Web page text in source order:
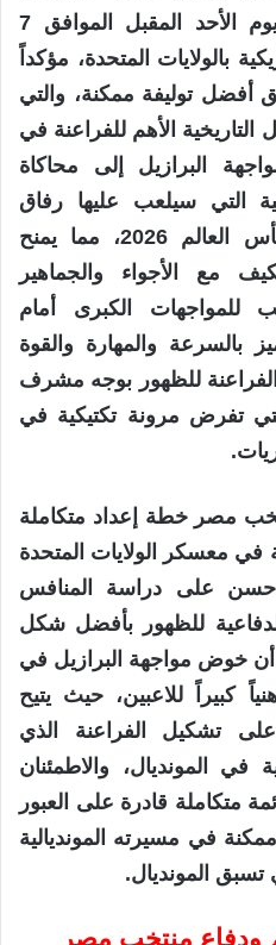
منتخب السامبا البرازيلي يوم الأحد المقبل الموافق 7
بالولايات المتحدة، مؤكداً
توليفة ممكنة، والتي
التاريخية الأهم للفراعنة في
البرازيل إلى محاكاة
التي سيلعب عليها رفاق
محمد صلاح في بطولة كأس العالم 2026، مما يمنح
مع الأجواء والجماهير
للمواجهات الكبرى أمام
بالسرعة والمهارة والقوة
الفراعنة للظهور بوجه مشرف
2026، والتي تفرض مرونة تكتيكية في
مصر خطة إعداد متكاملة
معسكر الولايات المتحدة
حسن على دراسة المنافس
للظهور بأفضل شكل
خوض مواجهة البرازيل في
كبيراً للاعبين، حيث يتيح
على تشكيل الفراعنة الذي
المونديال، والاطمئنان
متكاملة قادرة على العبور
في مسيرته المونديالية
تسبق المونديال.
ودفاع منتخب مصر